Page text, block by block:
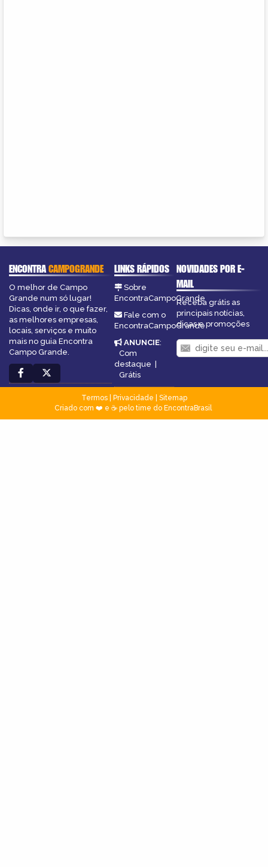
ENCONTRACAMPOGRANDE
O melhor de Campo
Grande num só lugar!
Dicas, onde ir, o que fazer,
as melhores empresas,
locais, serviços e muito
mais no guia Encontra
Campo Grande.
LINKS RÁPIDOS
Sobre
EncontraCampoGrande
Fale com o
EncontraCampoGrande
ANUNCIE:
Com
destaque |
Grátis
NOVIDADES POR E-
MAIL
Receba grátis as
principais notícias,
dicas e promoções
Termos| Privacidade
Sitemap
Criado com ❤️ e ☕ pelo time do EncontraBrasil